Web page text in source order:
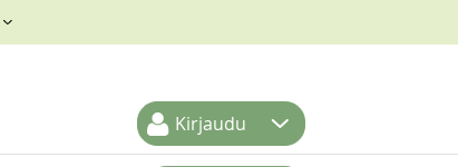
Kirjaudu